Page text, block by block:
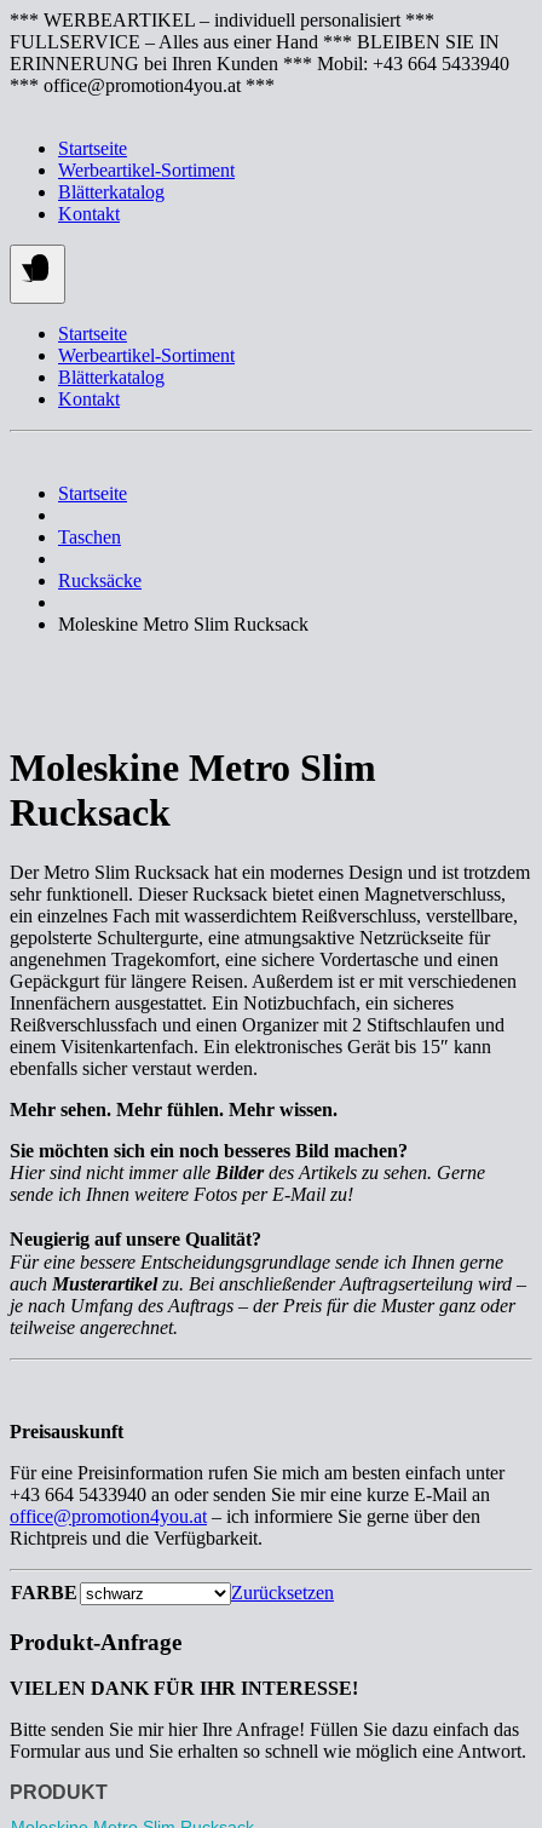
Springe
zum
Inhalt
*** WERBEARTIKEL – individuell personalisiert ***
FULLSERVICE – Alles aus einer Hand *** BLEIBEN SIE IN
ERINNERUNG bei Ihren Kunden *** Mobil: +43 664 5433940
*** office@promotion4you.at ***
Startseite
Werbeartikel-Sortiment
Blätterkatalog
Kontakt
Startseite
Werbeartikel-Sortiment
Blätterkatalog
Kontakt
Startseite
Taschen
Rucksäcke
Moleskine Metro Slim Rucksack
Moleskine Metro Slim
Rucksack
Der Metro Slim Rucksack hat ein modernes Design und ist trotzdem
sehr funktionell. Dieser Rucksack bietet einen Magnetverschluss,
ein einzelnes Fach mit wasserdichtem Reißverschluss, verstellbare,
gepolsterte Schultergurte, eine atmungsaktive Netzrückseite für
angenehmen Tragekomfort, eine sichere Vordertasche und einen
Gepäckgurt für längere Reisen. Außerdem ist er mit verschiedenen
Innenfächern ausgestattet. Ein Notizbuchfach, ein sicheres
Reißverschlussfach und einen Organizer mit 2 Stiftschlaufen und
einem Visitenkartenfach. Ein elektronisches Gerät bis 15″ kann
ebenfalls sicher verstaut werden.
Mehr sehen. Mehr fühlen. Mehr wissen.
Sie möchten sich ein noch besseres Bild machen?
Hier sind nicht immer alle Bilderdes Artikels zu sehen. Gerne
sende ich Ihnen weitere Fotos per E-Mail zu!
Neugierig auf unsere Qualität?
Für eine bessere Entscheidungsgrundlage sende ich Ihnen gerne
auch Musterartikelzu. Bei anschließender Auftragserteilung wird –
je nach Umfang des Auftrags – der Preis für die Muster ganz oder
teilweise angerechnet.
Preisauskunft
Für eine Preisinformation rufen Sie mich am besten einfach unter
+43 664 5433940 an oder senden Sie mir eine kurze E-Mail an
office@promotion4you.at – ich informiere Sie gerne über den
Richtpreis und die Verfügbarkeit.
FARBE Zurücksetzen
Produkt-Anfrage
VIELEN DANK FÜR IHR INTERESSE!
Bitte senden Sie mir hier Ihre Anfrage! Füllen Sie dazu einfach das
Formular aus und Sie erhalten so schnell wie möglich eine Antwort.
Anfrage
PRODUKT